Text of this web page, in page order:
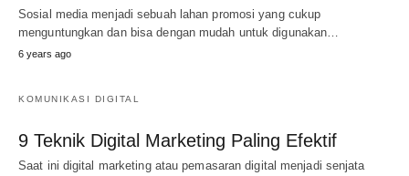
Sosial media menjadi sebuah lahan promosi yang cukup
menguntungkan dan bisa dengan mudah untuk digunakan…
6 years ago
KOMUNIKASI DIGITAL
9 Teknik Digital Marketing Paling Efektif
Saat ini digital marketing atau pemasaran digital menjadi senjata